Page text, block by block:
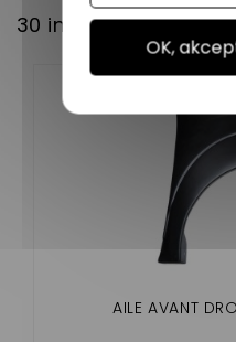
30 innych
AILE AVANT
OK,